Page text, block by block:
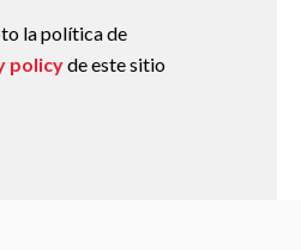
la política de
policyde este sitio